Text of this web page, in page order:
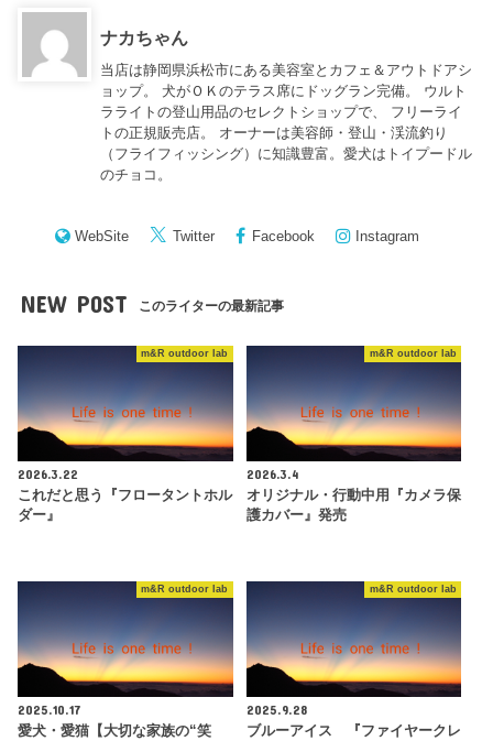
ナカちゃん
当店は静岡県浜松市にある美容室とカフェ＆アウトドアシ
ョップ。 犬がＯＫのテラス席にドッグラン完備。 ウルト
ラライトの登山用品のセレクトショップで、 フリーライ
トの正規販売店。 オーナーは美容師・登山・渓流釣り
（フライフィッシング）に知識豊富。愛犬はトイプードル
のチョコ。
WebSite Twitter Facebook Instagram
NEW POST このライターの最新記事
m&R outdoor lab
2026.3.22
これだと思う『フロータントホル
ダー』
m&R outdoor lab
2026.3.4
オリジナル・行動中用『カメラ保
護カバー』発売
m&R outdoor lab
2025.10.17
愛犬・愛猫【大切な家族の“笑
m&R outdoor lab
2025.9.28
ブルーアイス 『ファイヤークレ